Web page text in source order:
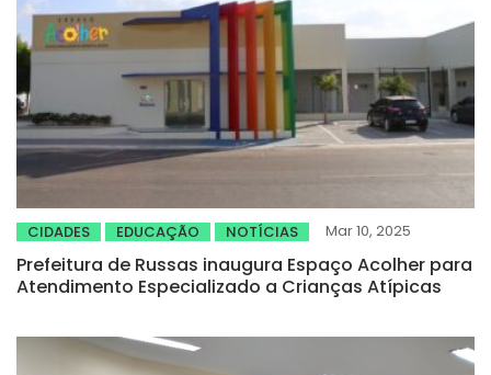
CIDADES EDUCAÇÃO NOTÍCIAS Mar 10, 2025
Prefeitura de Russas inaugura Espaço Acolher para
Atendimento Especializado a Crianças Atípicas